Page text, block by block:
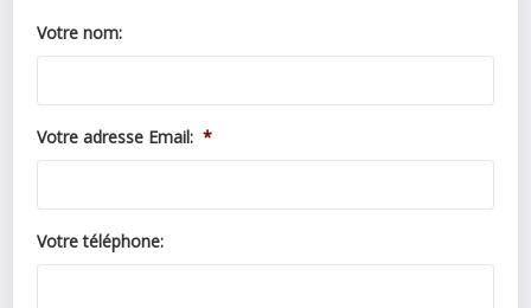
Votre nom:
Votre adresse Email: *
Votre téléphone: